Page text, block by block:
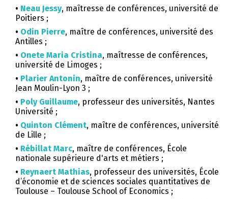
• Neau Jessy, maîtresse de conférences, université de
Poitiers ;
• Odin Pierre, maître de conférences, université des
Antilles ;
• Onete Maria Cristina, maîtresse de conférences,
université de Limoges ;
• Plarier Antonin, maître de conférences, université
Jean Moulin-Lyon 3 ;
• Poly Guillaume, professeur des universités, Nantes
Université ;
• Quinton Clément, maître de conférences, université
de Lille ;
• Rébillat Marc, maître de conférences, École
nationale supérieure d'arts et métiers ;
• Reynaert Mathias, professeur des universités, École
d’économie et de sciences sociales quantitatives de
Toulouse – Toulouse School of Economics ;